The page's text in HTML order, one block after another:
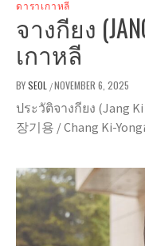
ดาราเกาหลี
จางกียง
เกาหลี
BYSEOL /NOVEMBER 6, 2025
ประวัติจางกียง (Jang Ki
장기용 / Chang Ki-